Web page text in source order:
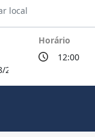
Horário